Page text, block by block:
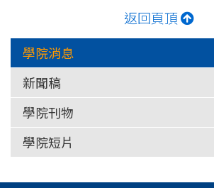
返回頁頂
學院消息
新聞稿
學院刊物
學院短片